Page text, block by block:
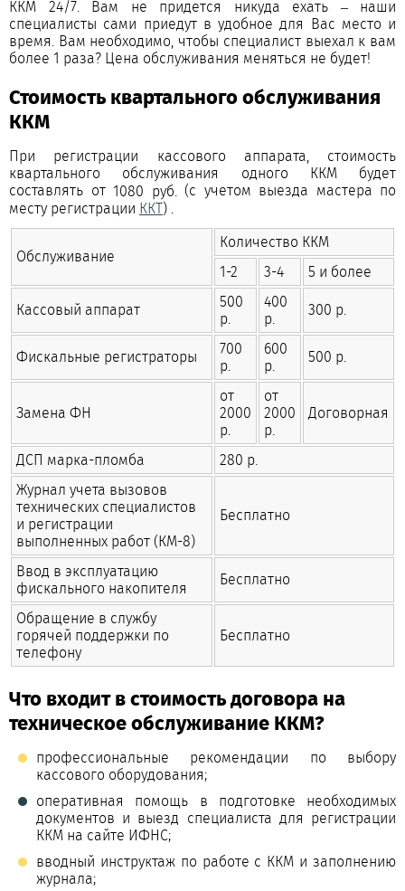
ККМ 24/7. Вам не придется никуда ехать – наши
специалисты сами приедут в удобное для Вас место и
время. Вам необходимо, чтобы специалист выехал к вам
более 1 раза? Цена обслуживания меняться не будет!
Стоимость квартального обслуживания
ККМ
При регистрации кассового аппарата, стоимость
квартального обслуживания одного ККМ будет
составлять от 1080 руб. (с учетом выезда мастера по
месту регистрации ККТ) .
Обслуживание
Количество ККМ
1-2
3-4 5 и более
Кассовый аппарат
500
р.
400
р.
300 р.
Фискальные регистраторы
700
р.
600
р.
500 р.
Замена ФН
от
2000
р.
от
2000
р.
Договорная
ДСП марка-пломба
280 р.
Журнал учета вызовов
технических специалистов
и регистрации
выполненных работ (КМ-8)
Бесплатно
Ввод в эксплуатацию
фискального накопителя
Бесплатно
Обращение в службу
горячей поддержки по
телефону
Бесплатно
Что входит в стоимость договора на
техническое обслуживание ККМ?
профессиональные рекомендации по выбору
кассового оборудования;
оперативная помощь в подготовке необходимых
документов и выезд специалиста для регистрации
ККМ на сайте ИФНС;
вводный инструктаж по работе с ККМ и заполнению
журнала;